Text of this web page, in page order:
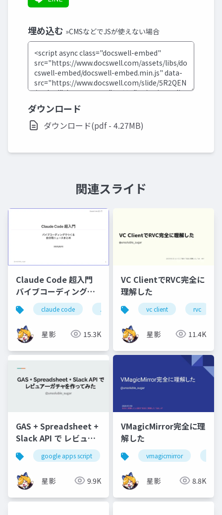
埋め込む »CMSなどでJSが使えない場合
ダウンロード
ダウンロード(pdf - 4.27MB)
関連スライド
Claude Code 超入門
バイブコーディングで
つくる自分用ニュース
まとめ
claude code バイブコーディング ai駆動開発
星影 15.3K
VC ClientでRVC完全に
理解した
vc client rvc
星影 11.4K
GAS + Spreadsheet +
Slack API で レビュア
ーガチャを作ってみた
google apps script spreadsheet slack
星影 9.9K
VMagicMirror完全に理
解した
vmagicmirror
星影 8.8K